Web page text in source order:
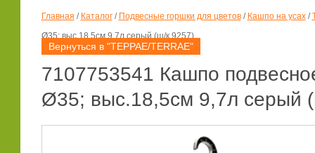
Главная / Каталог/ Подвесные горшки для цветов/ Кашпо на усах/
Ø35; выс.18,5см 9,7л серый (ш/к 9257)
Вернуться в "ТЕРРАЕ/TERRAE"
7107753541 Кашпо
Ø35; выс.18,5см 9,7л серый